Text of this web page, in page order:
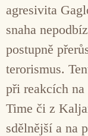
agresivita
snaha
postupně
terorismus.
při reakcích
Time či z
sdělnější a na